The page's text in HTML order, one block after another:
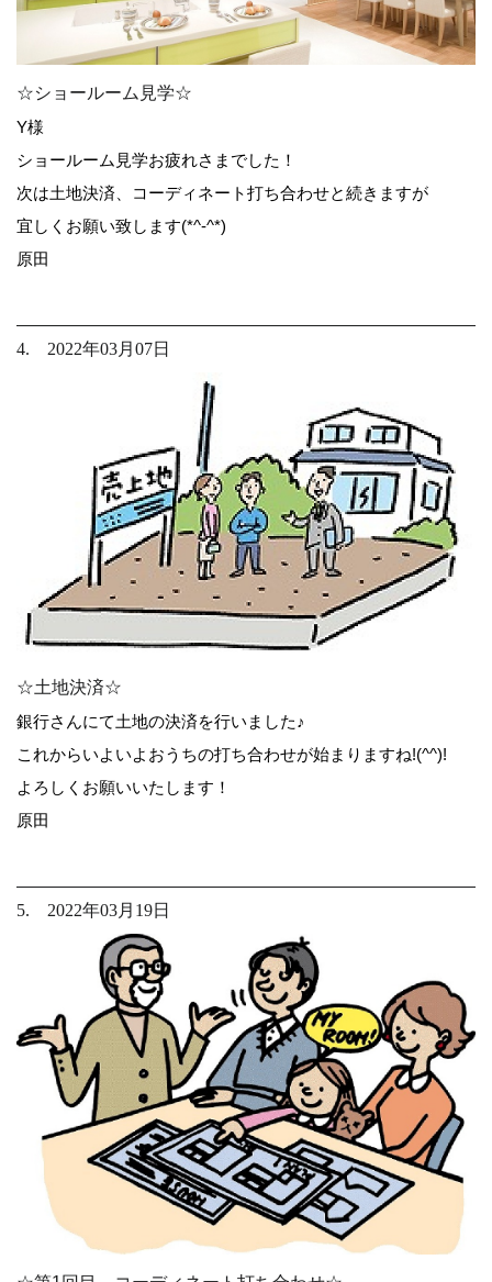
☆ショールーム見学☆
Y様
ショールーム見学お疲れさまでした！
次は土地決済、コーディネート打ち合わせと続きますが
宜しくお願い致します(*^-^*)
原田
4. 2022年03月07日
☆土地決済☆
銀行さんにて土地の決済を行いました♪
これからいよいよおうちの打ち合わせが始まりますね!(^^)!
よろしくお願いいたします！
原田
5. 2022年03月19日